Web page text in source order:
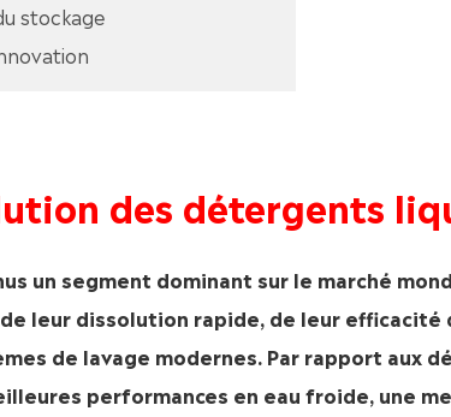
stockage
des détergents
un segment dominant sur le marché
leur dissolution rapide, de leur
de lavage modernes. Par rapport aux
performances en eau froide, une